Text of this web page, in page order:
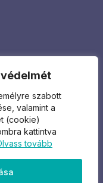
szabott
valamint a
(cookie)
kattintva
tovább